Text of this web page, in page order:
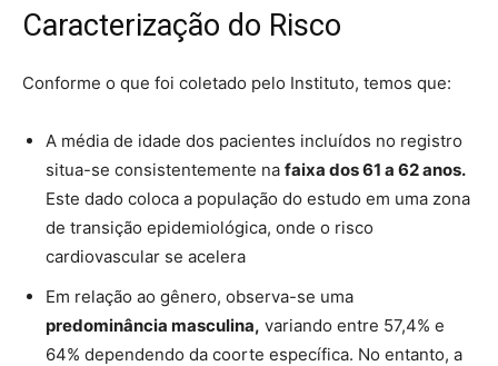
Caracterização do Risco
Conforme o que foi coletado pelo Instituto, temos que:
A média de idade dos pacientes incluídos no registro
situa-se consistentemente na faixa dos 61 a 62 anos.
Este dado coloca a população do estudo em uma zona
de transição epidemiológica, onde o risco
cardiovascular se acelera
Em relação ao gênero, observa-se uma
predominância masculina, variando entre 57,4% e
64% dependendo da coorte específica. No entanto, a